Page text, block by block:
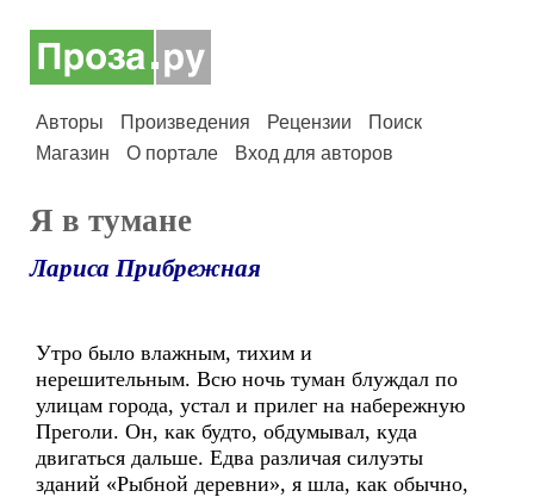
Авторы Произведения Рецензии
Поиск
Магазин
О портале Вход для авторов
Я в тумане
Лариса Прибрежная
Утро было влажным, тихим и
нерешительным. Всю ночь туман блуждал по
улицам города, устал и прилег на набережную
Преголи. Он, как будто, обдумывал, куда
двигаться дальше. Едва различая силуэты
зданий «Рыбной деревни», я шла, как обычно,